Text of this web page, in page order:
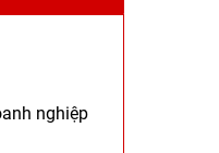
nghiệp